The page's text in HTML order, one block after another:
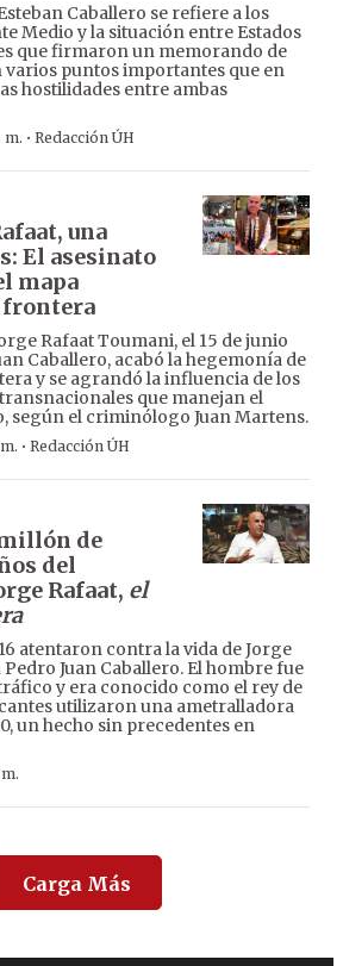
Caballero se refiere a los
Medio y la situación entre Estados
que firmaron un memorando de
puntos importantes que en
hostilidades entre ambas
m. · Redacción ÚH
una
El asesinato
mapa
Rafaat Toumani, el 15 de junio
Caballero, acabó la hegemonía de
y se agrandó la influencia de los
que manejan el
según el criminólogo Juan Martens.
· Redacción ÚH
de
del
Rafaat, el
atentaron contra la vida de Jorge
Juan Caballero. El hombre fue
y era conocido como el rey de
utilizaron una ametralladora
un hecho sin precedentes en
Carga Más